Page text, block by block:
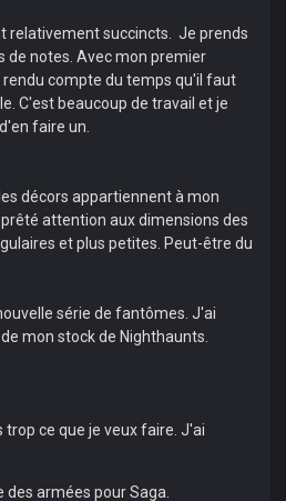
relativement succincts. Je prends
de notes. Avec mon premier
compte du temps qu'il faut
C'est beaucoup de travail et je
faire un.
décors appartiennent à mon
attention aux dimensions des
et plus petites. Peut-être du
série de fantômes. J'ai
mon stock de Nighthaunts.
trop ce que je veux faire. J'ai
armées pour Saga.